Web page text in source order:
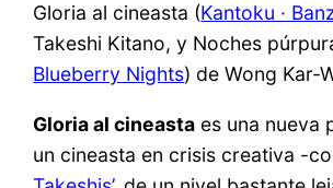
Gloria al cineasta (Kantoku ·
Takeshi Kitano, y Noches
Blueberry Nights) de Wong Kar-
Gloria al cineasta es una nueva
un cineasta en crisis creativa -